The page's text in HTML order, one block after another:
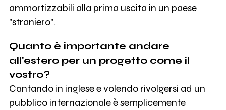
ammortizzabili alla prima uscita in un paese
"straniero".
Quanto è importante andare
all'estero per un progetto come il
vostro?
Cantando in inglese e volendo rivolgersi ad un
pubblico internazionale è semplicemente